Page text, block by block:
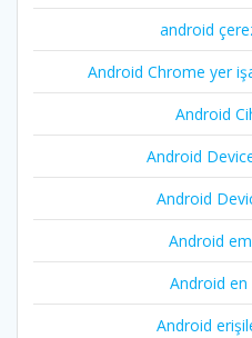
android
Android Chrome yer
Android
Android
Android
Android
Android
Android